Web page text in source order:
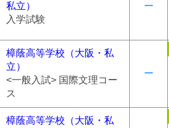
私立）
入学試験
ー
樟蔭高等学校（大阪・私
立）
<一般入試> 国際文理コー
ス
ー
樟蔭高等学校（大阪・私